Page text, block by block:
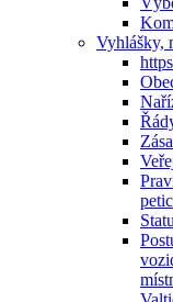
Vyhlášky,